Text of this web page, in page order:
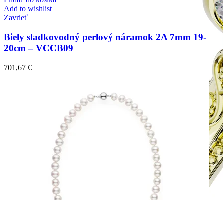
Add to wishlist
Zavrieť
Biely sladkovodný perlový náramok 2A 7mm 19-
20cm – VCCB09
701,67 €